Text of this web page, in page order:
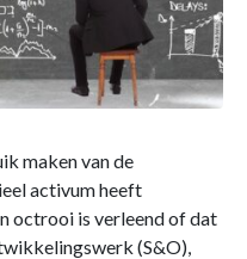
maken van de
activum heeft
octrooi is verleend of dat
(S&O),